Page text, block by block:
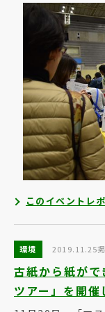
このイベントレ
環境 2019.11.25
古紙から紙が
ツアー」を開催